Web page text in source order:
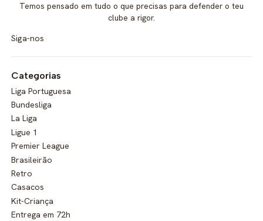
Temos pensado em tudo o que precisas para defender o teu
clube a rigor.
Siga-nos
Categorias
Liga Portuguesa
Bundesliga
La Liga
Ligue 1
Premier League
Brasileirão
Retro
Casacos
Kit-Criança
Entrega em 72h